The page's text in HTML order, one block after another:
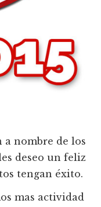
a nombre de los
deseo un feliz
tengan éxito.
mas actividad